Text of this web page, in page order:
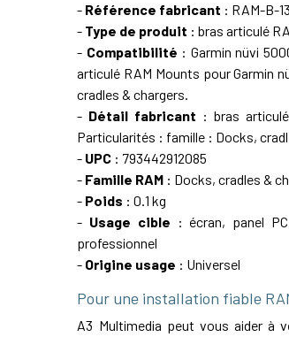
- Référence fabricant : RAM-B-
- Type de produit : bras articulé
- Compatibilité : Garmin nüvi
articulé RAM Mounts pour Garmin
cradles & chargers.
- Détail fabricant : bras
Particularités : famille : Docks,
- UPC : 793442912085
- Famille RAM : Docks, cradles &
- Poids : 0.1 kg
- Usage cible : écran, panel
professionnel
- Origine usage : Universel
Pour une installation fiable
A3 Multimedia peut vous aider à